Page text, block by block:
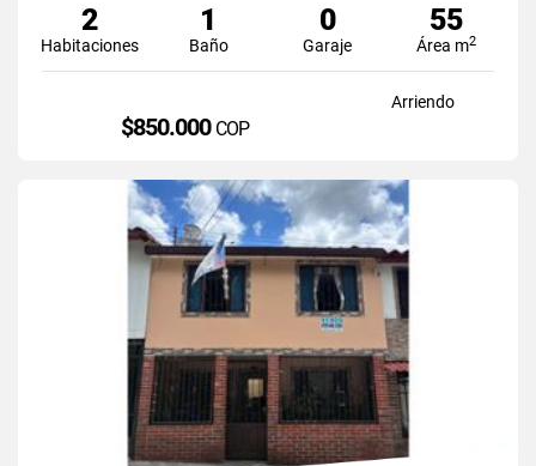
2
Habitaciones
1
Baño
0
Garaje
55
Área m2
Arriendo
$850.000 COP